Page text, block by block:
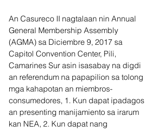
An Casureco II nagtalaan nin Annual
General Membership Assembly
(AGMA) sa Diciembre 9, 2017 sa
Capitol Convention Center, Pili,
Camarines Sur asin isasabay na digdi
an referendum na papapilion sa tolong
mga kahapotan an miembros-
consumedores, 1. Kun dapat ipadagos
an presenting manijamiento sa irarum
kan NEA, 2. Kun dapat nang